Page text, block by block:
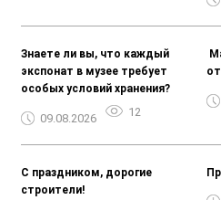
Знаете ли вы, что каждый
экспонат в музее требует
особых условий хранения?
09.08.2026 12
С праздником, дорогие
строители!